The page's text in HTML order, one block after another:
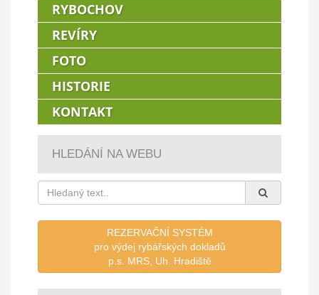
RYBOCHOV
REVÍRY
FOTO
HISTORIE
KONTAKT
HLEDÁNÍ NA WEBU
REZERVAČNÍ SYSTÉM
pro výdej rybářských dokladů
p.s. MRS, Uh. Hradiště